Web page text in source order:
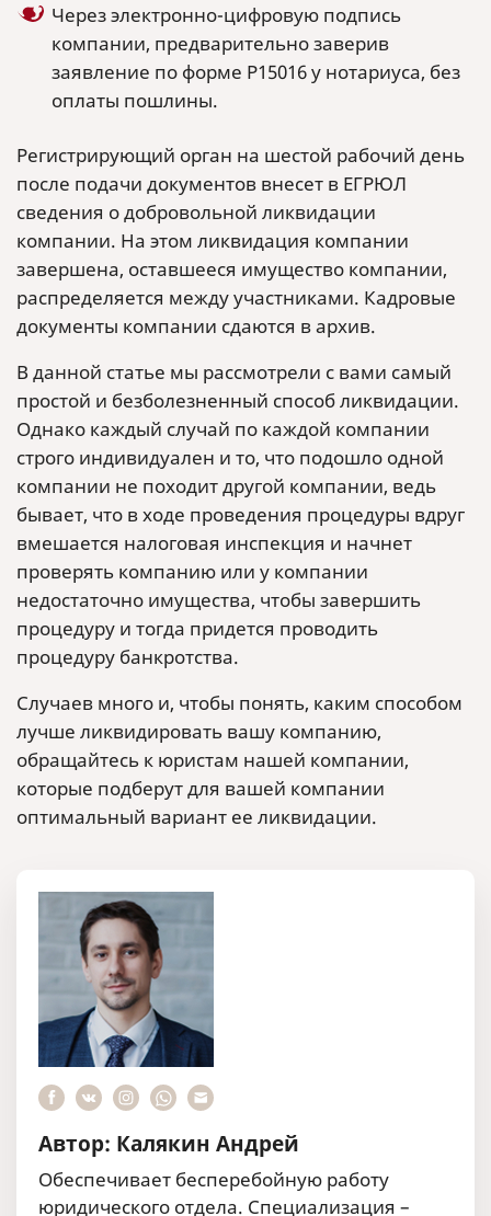
Через электронно-цифровую подпись
компании, предварительно заверив
заявление по форме Р15016 у нотариуса, без
оплаты пошлины.
Регистрирующий орган на шестой рабочий день
после подачи документов внесет в ЕГРЮЛ
сведения о добровольной ликвидации
компании. На этом ликвидация компании
завершена, оставшееся имущество компании,
распределяется между участниками. Кадровые
документы компании сдаются в архив.
В данной статье мы рассмотрели с вами самый
простой и безболезненный способ ликвидации.
Однако каждый случай по каждой компании
строго индивидуален и то, что подошло одной
компании не походит другой компании, ведь
бывает, что в ходе проведения процедуры вдруг
вмешается налоговая инспекция и начнет
проверять компанию или у компании
недостаточно имущества, чтобы завершить
процедуру и тогда придется проводить
процедуру банкротства.
Случаев много и, чтобы понять, каким способом
лучше ликвидировать вашу компанию,
обращайтесь к юристам нашей компании,
которые подберут для вашей компании
оптимальный вариант ее ликвидации.
Автор: Калякин Андрей
Обеспечивает бесперебойную работу
юридического отдела. Специализация –